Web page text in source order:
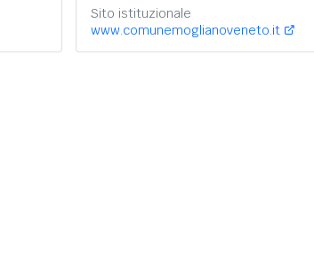
Sito istituzionale
www.comunemoglianoveneto.it